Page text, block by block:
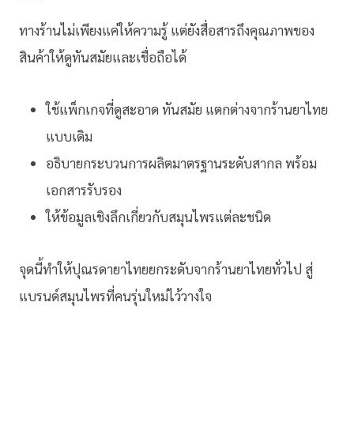
ทางร้านไม่เพียงแค่ให้ความรู้ แต่ยังสื่อสารถึงคุณภาพของ
สินค้าให้ดูทันสมัยและเชื่อถือได้
ใช้แพ็กเกจที่ดูสะอาด ทันสมัย แตกต่างจากร้านยาไทย
แบบเดิม
อธิบายกระบวนการผลิตมาตรฐานระดับสากล พร้อม
เอกสารรับรอง
ให้ข้อมูลเชิงลึกเกี่ยวกับสมุนไพรแต่ละชนิด
จุดนี้ทำให้ปุณรดายาไทยยกระดับจากร้านยาไทยทั่วไป สู่
แบรนด์สมุนไพรที่คนรุ่นใหม่ไว้วางใจ